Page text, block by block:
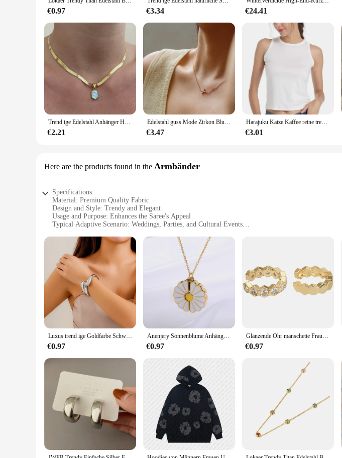
€0.97 €3.34 €24.41
Trend ige Edelstahl Anhänger Halskette Shell Inlay exquisite Shinny Halskette für Frauen wasserdichten Schmuck Geschenk
€2.21
Edelstahl guss Mode Zirkon Blumen anhänger hochwertige strukturierte Halskette wasserdichten trend igen Schmuck
€3.47
Harajuku Katze Kaffee reine trend ige lose kurz ärmel ige T-Shirt Männer Frauen Original Mokka Latte Katze drei Blumen Spaß Katze T-Shirts
€3.01
Here are the products found in the Armbänder
Specifications:
Material: Premium Quality Fabric
Design and Style: Trendy and Elegant
Usage and Purpose: Enhances the Saree's Appeal
Typical Adaptive Scenario: Weddings, Parties, and Cultural Events
Performance and Property: Comfortable and Durable
Features:
**Elevate Your Saree Game**
Step into the world of timeless elegance with our Trendy Saree Armbänder, the perfect accessory
blend of comfort and durability, ensuring that they remain a staple in your wardrobe for years to
statement piece, adding a touch of trendiness to your saree ensemble.
**Versatile and Fashion-Forward**
Whether you're attending a wedding, a cultural event, or a festive party, these armbänders are
a wide range of arm sizes, making them an ideal choice for saree vendors, suppliers, and
that they won't weigh down your outfit, allowing you to move with ease and grace.
**A Perfect Fit for Every Occasion**
The Trendy Saree Armbänder is not just about style; it's about enhancing the saree's appeal and
suppliers looking to provide their customers with a high-quality accessory that elevates the saree
fashion and functionality. Embrace the fusion of tradition and modernity with these trendy
Luxus trend ige Goldfarbe Schwermetall Armreifen für Frauen übertrieben Punk unregelmäßigen geometrischen Armband Party Bankett Schmuck neu
€0.97
Anenjery Sonnenblume Anhänger Halskette für Frauen Mädchen trend ige Luxus kette Schmuck Geburtstag Geschenk Party Zubehör
€0.97
Glänzende Ohr manschette Frauen Boho glänzend Gold Farbe trendy neue französische Mode Reifen einfache Luxus Designer Y2k Schmuck Clip Ohrringe
€0.97